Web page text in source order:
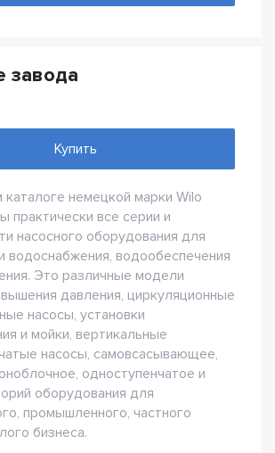
завода
Купить
каталоге немецкой марки Wilo
практически все серии и
насосного оборудования для
водоснабжения, водообеспечения
Это различные модели
давления, циркуляционные
насосы, установки
и мойки, вертикальные
насосы, самовсасывающее,
одноступенчатое и
оборудования для
промышленного, частного
бизнеса.